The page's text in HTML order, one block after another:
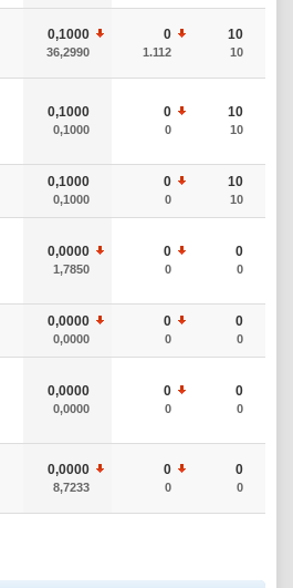
0,1000
36,2990
0
1.112
10
10
0,1000
0,1000
0
0
10
10
0,1000
0,1000
0
0
10
10
0,0000
1,7850
0
0
0
0
0,0000
0,0000
0
0
0
0
0,0000
0,0000
0
0
0
0
0,0000
8,7233
0
0
0
0